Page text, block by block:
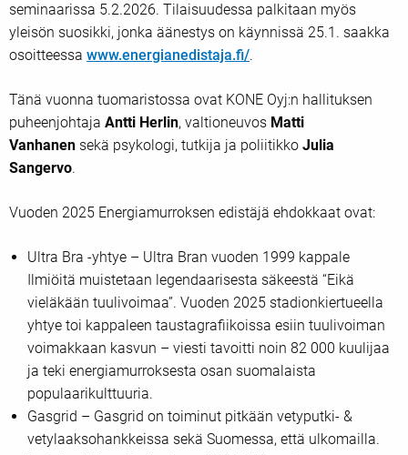
seminaarissa 5.2.2026. Tilaisuudessa palkitaan myös
yleisön suosikki, jonka äänestys on käynnissä 25.1. saakka
osoitteessa www.energianedistaja.fi/.
Tänä vuonna tuomaristossa ovat KONE Oyj:n hallituksen
puheenjohtaja Antti Herlin, valtioneuvos Matti
Vanhanen sekä psykologi, tutkija ja poliitikko Julia
Sangervo.
Vuoden 2025 Energiamurroksen edistäjä ehdokkaat ovat:
Ultra Bra -yhtye – Ultra Bran vuoden 1999 kappale
Ilmiöitä muistetaan legendaarisesta säkeestä “Eikä
vieläkään tuulivoimaa”. Vuoden 2025 stadionkiertueella
yhtye toi kappaleen taustagrafiikoissa esiin tuulivoiman
voimakkaan kasvun – viesti tavoitti noin 82 000 kuulijaa
ja teki energiamurroksesta osan suomalaista
populaarikulttuuria.
Gasgrid – Gasgrid on toiminut pitkään vetyputki- &
vetylaaksohankkeissa sekä Suomessa, että ulkomailla.